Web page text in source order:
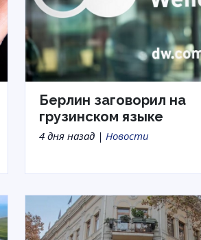
Берлин заговорил на
грузинском языке
4 дня назад | Новости